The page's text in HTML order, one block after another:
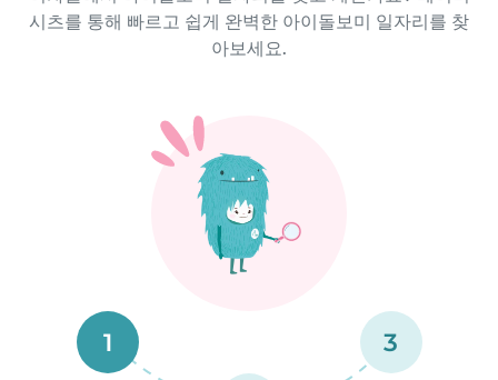
시츠를 통해 빠르고 쉽게 완벽한 아이돌보미 일자리를 찾
아보세요.
1 3